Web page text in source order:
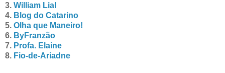
3. William Lial
4. Blog do Catarino
5. Olha que Maneiro!
6. ByFranzão
7. Profa. Elaine
8. Fio-de-Ariadne